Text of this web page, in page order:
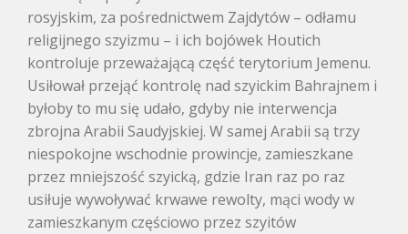
rosyjskim, za pośrednictwem Zajdytów – odłamu
religijnego szyizmu – i ich bojówek Houtich
kontroluje przeważającą część terytorium Jemenu.
Usiłował przejąć kontrolę nad szyickim Bahrajnem i
byłoby to mu się udało, gdyby nie interwencja
zbrojna Arabii Saudyjskiej. W samej Arabii są trzy
niespokojne wschodnie prowincje, zamieszkane
przez mniejszość szyicką, gdzie Iran raz po raz
usiłuje wywoływać krwawe rewolty, mąci wody w
zamieszkanym częściowo przez szyitów